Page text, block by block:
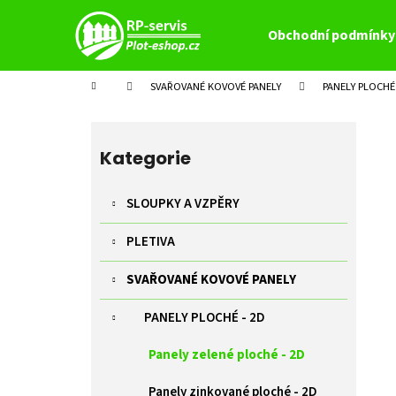
Obchodní podmínky
Domů SVAŘOVANÉ KOVOVÉ PANELY PANELY
kategorie
Kategorie
SLOUPKY A VZPĚRY
PLETIVA
SVAŘOVANÉ KOVOVÉ PANELY
PANELY PLOCHÉ - 2D
Panely zelené ploché - 2D
Panely zinkované ploché - 2D
í
Zpět
do
Zpět
do